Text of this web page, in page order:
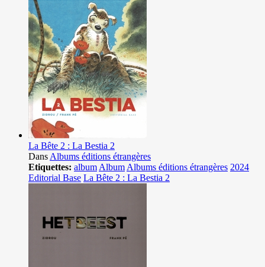
La Bête 2 : La Bestia 2
Dans Albums éditions étrangères
Etiquettes: album Album Albums éditions étrangères 2024
Editorial Base La Bête 2 : La Bestia 2